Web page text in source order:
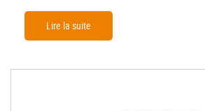
Lire la suite